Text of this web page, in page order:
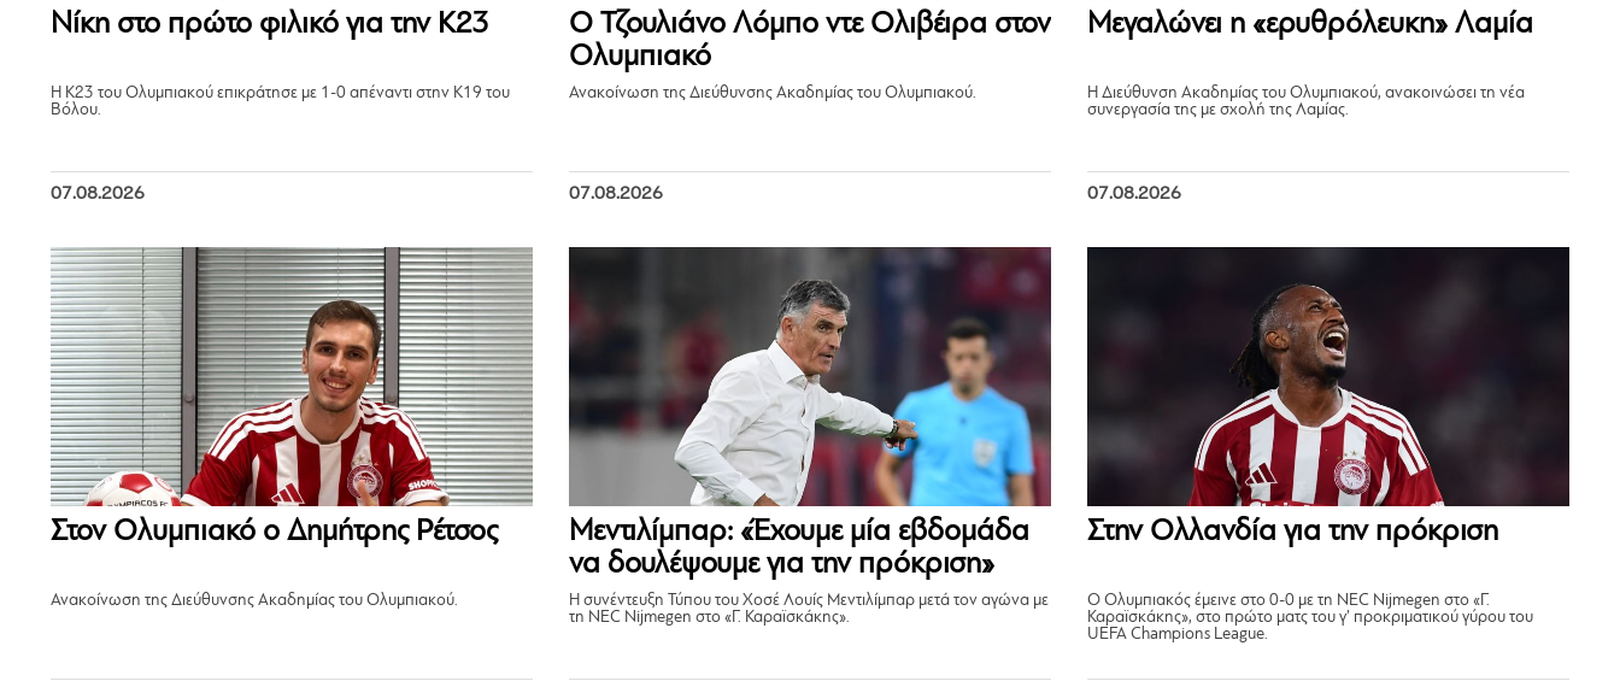
Νίκη στο πρώτο φιλικό για την Κ23
Η Κ23 του Ολυμπιακού επικράτησε με 1-0 απέναντι στην Κ19 του
Βόλου.
07.08.2026
Ο Τζουλιάνο Λόμπο ντε Ολιβέιρα στον
Ολυμπιακό
Ανακοίνωση της Διεύθυνσης Ακαδημίας του Ολυμπιακού.
07.08.2026
Μεγαλώνει η «ερυθρόλευκη» Λαμία
Η Διεύθυνση Ακαδημίας του Ολυμπιακού, ανακοινώσει τη νέα
συνεργασία της με σχολή της Λαμίας.
07.08.2026
Στον Ολυμπιακό ο Δημήτρης Ρέτσος
Ανακοίνωση της Διεύθυνσης Ακαδημίας του Ολυμπιακού.
Μεντιλίμπαρ: «Έχουμε μία εβδομάδα
να δουλέψουμε για την πρόκριση»
Η συνέντευξη Τύπου του Χοσέ Λουίς Μεντιλίμπαρ μετά τον αγώνα με
τη NEC Nijmegen στο «Γ. Καραϊσκάκης».
Στην Ολλανδία για την πρόκριση
Ο Ολυμπιακός έμεινε στο 0-0 με τη NEC Nijmegen στο «Γ.
Καραϊσκάκης», στο πρώτο ματς του γ’ προκριματικού γύρου του
UEFA Champions League.